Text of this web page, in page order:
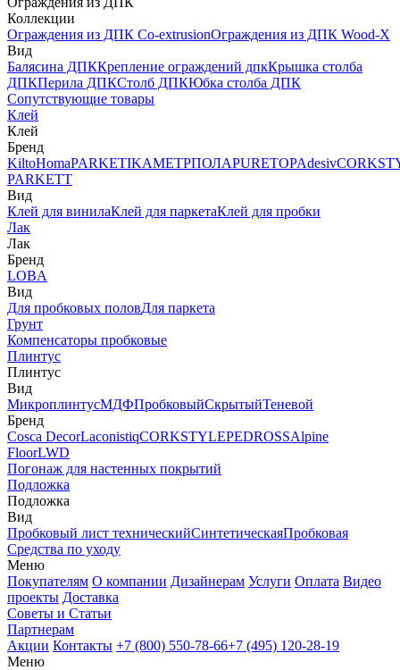
Коллекции
Ограждения из ДПК Co-extrusionОграждения из ДПК Wood-X
Вид
Балясина ДПККрепление ограждений дпкКрышка столба
ДПКПерила ДПКСтолб ДПКЮбка столба ДПК
Сопутствующие товары
Клей
Клей
Бренд
KiltoHomaPARKETIKAМЕТРПОЛАPURETOPAdesiv
PARKETT
Вид
Клей для винилаКлей для паркетаКлей для пробки
Лак
Лак
Бренд
LOBA
Вид
Для пробковых половДля паркета
Грунт
Компенсаторы пробковые
Плинтус
Плинтус
Вид
МикроплинтусМДФПробковыйСкрытыйТеневой
Бренд
Cosca DecorLaconistiqCORKSTYLEPEDROSSAlpine
FloorLWD
Погонаж для настенных покрытий
Подложка
Подложка
Вид
Пробковый лист техническийСинтетическаяПробковая
Средства по уходу
Меню
Покупателям О компании Дизайнерам Услуги Оплата Видео
проекты Доставка
Советы и Статьи
Партнерам
Акции Контакты +7 (800) 550-78-66+7 (495) 120-28-19
Меню